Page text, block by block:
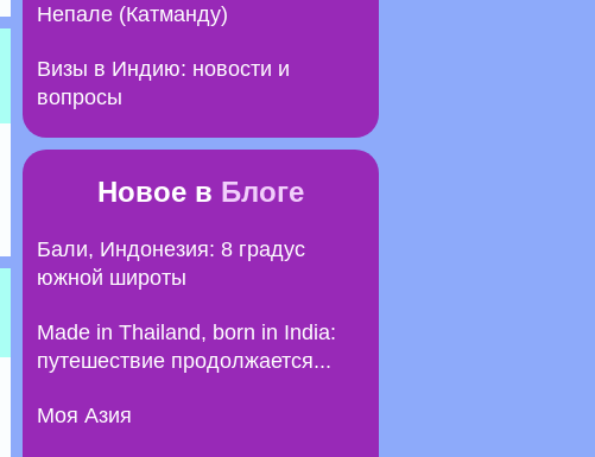
Непале (Катманду)
Визы в Индию: новости и
вопросы
Новое в Блоге
Бали, Индонезия: 8 градус
южной широты
Made in Thailand, born in India:
путешествие продолжается...
Моя Азия